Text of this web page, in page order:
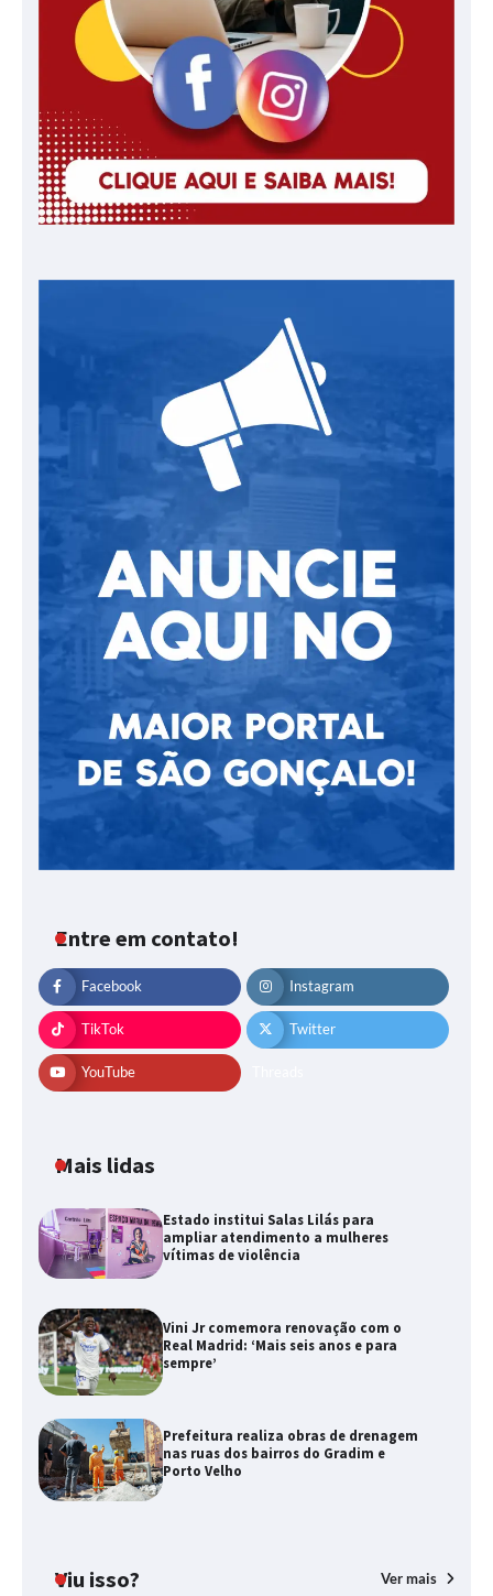
Entre em contato!
Facebook Instagram
TikTok Twitter
YouTube
Mais lidas
Estado institui Salas Lilás para
ampliar atendimento a mulheres
vítimas de violência
Vini Jr comemora renovação com o
Real Madrid: ‘Mais seis anos e para
sempre’
Prefeitura realiza obras de drenagem
nas ruas dos bairros do Gradim e
Porto Velho
Viu isso? Ver mais